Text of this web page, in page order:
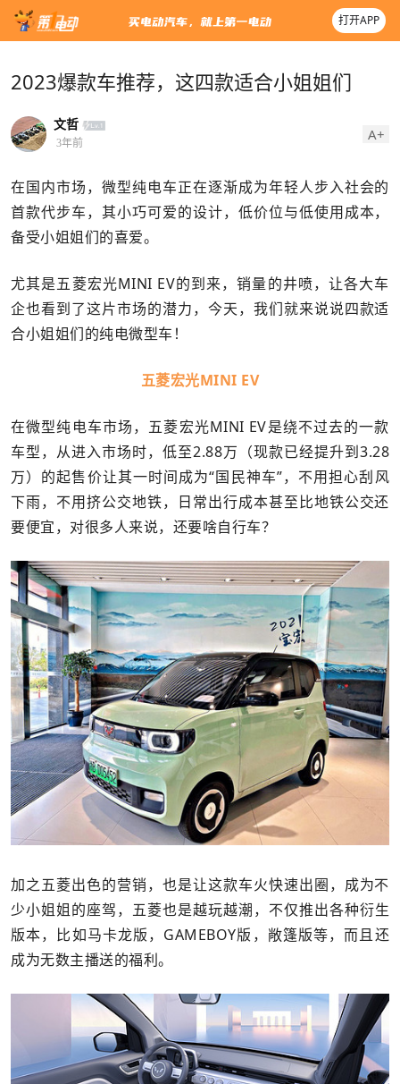
打开APP
2023爆款车推荐，这四款适合小姐姐们
文哲
3年前 A+
在国内市场，微型纯电车正在逐渐成为年轻人步入社会的
首款代步车，其小巧可爱的设计，低价位与低使用成本，
备受小姐姐们的喜爱。
尤其是五菱宏光MINI EV的到来，销量的井喷，让各大车
企也看到了这片市场的潜力，今天，我们就来说说四款适
合小姐姐们的纯电微型车！
五菱宏光MINI EV
在微型纯电车市场，五菱宏光MINI EV是绕不过去的一款
车型，从进入市场时，低至2.88万（现款已经提升到3.28
万）的起售价让其一时间成为“国民神车”，不用担心刮风
下雨，不用挤公交地铁，日常出行成本甚至比地铁公交还
要便宜，对很多人来说，还要啥自行车？
加之五菱出色的营销，也是让这款车火快速出圈，成为不
少小姐姐的座驾，五菱也是越玩越潮， 不仅推出各种衍生
版本，比如马卡龙版，GAMEBOY版，敞篷版等，而且还
成为无数主播送的福利。